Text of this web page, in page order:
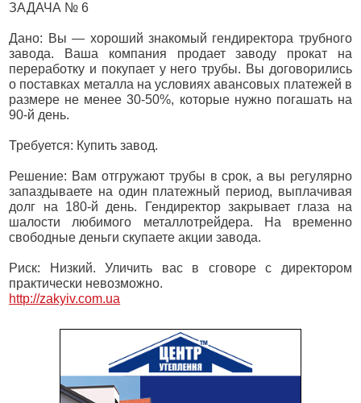
ЗАДАЧА № 6
Дано: Вы — хороший знакомый гендиректора трубного
завода. Ваша компания продает заводу прокат на
переработку и покупает у него трубы. Вы договорились
о поставках металла на условиях авансовых платежей в
размере не менее 30-50%, которые нужно погашать на
90-й день.
Требуется: Купить завод.
Решение: Вам отгружают трубы в срок, а вы регулярно
запаздываете на один платежный период, выплачивая
долг на 180-й день. Гендиректор закрывает глаза на
шалости любимого металлотрейдера. На временно
свободные деньги скупаете акции завода.
Риск: Низкий. Уличить вас в сговоре с директором
практически невозможно.
http://zakyiv.com.ua